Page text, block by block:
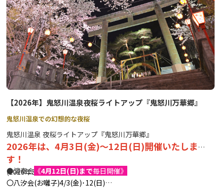
⇒詳細はこちら
●レンタサイクル日光の町中を観光するのに最適な電動アシスト自
転車のレンタルを行っています。
⇒詳細はこちら
●コワーキングスペース山が見える大きな窓がある気持ちいい環境
で、お仕事はいかがですか？
⇒詳細はこちら
その他詳細は、公式WEBサイトをご確認ください。
【2026年】鬼怒川温泉夜桜ライトアップ『鬼怒川万華郷』
鬼怒川温泉での幻想的な夜桜
鬼怒川温泉 夜桜ライトアップ『鬼怒川万華郷』
2026年は、4月3日(金)～12日(日)開催いたしま
す！
(2026年3月情報更新)
●演奏会 《4月12日(日)まで毎日開催》
〇八汐会(お囃子)4/3(金)･12(日)